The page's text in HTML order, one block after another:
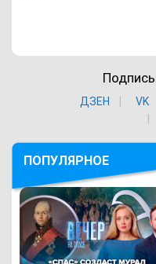
ДЗЕН VK
ПОПУЛЯРНОЕ